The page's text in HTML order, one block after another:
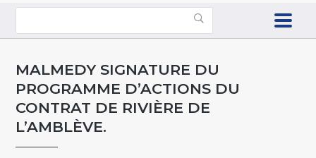
MALMEDY SIGNATURE DU
PROGRAMME D’ACTIONS DU
CONTRAT DE RIVIÈRE DE
L’AMBLÈVE.